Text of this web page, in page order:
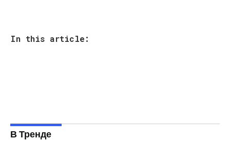
In this article:
В Тренде